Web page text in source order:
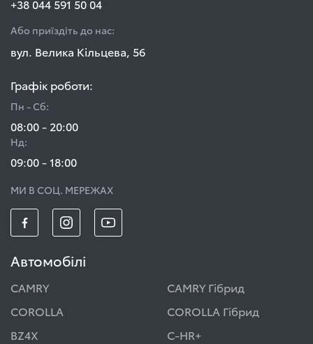
+38 044 591 50 04
Або приїздіть до нас:
вул. Велика Кільцева, 56
Графік роботи:
Пн - Сб:
08:00 - 20:00
Нд:
09:00 - 18:00
МИ В СОЦ. МЕРЕЖАХ
Автомобілі
CAMRY
CAMRY Гібрид
COROLLA
COROLLA Гібрид
BZ4X
C-HR+